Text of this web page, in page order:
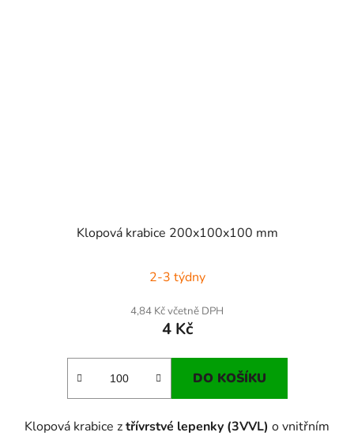
Klopová krabice 200x100x100 mm
2-3 týdny
4,84 Kč včetně DPH
4 Kč
DO KOŠÍKU
Klopová krabice ztřívrstvé lepenky (3VVL) o vnitřním